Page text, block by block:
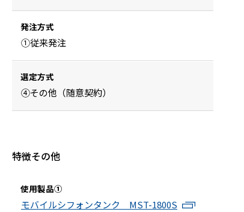
発注方式
①従来発注
選定方式
④その他（随意契約）
特徴その他
使用製品①
モバイルシフォンタンク MST-1800S